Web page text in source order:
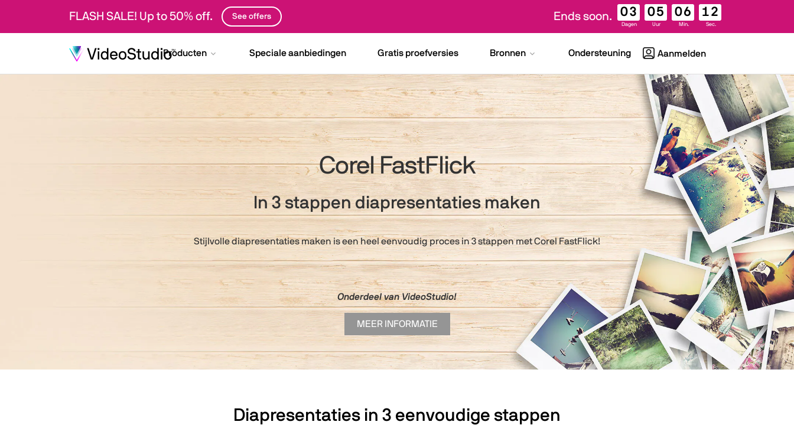
FLASH SALE! Up to 50% off. See offers Ends soon. 03
Dagen
05
Uur
06
Min.
10
Sec.
Producten Speciale aanbiedingen Gratis proefversies Bronnen Ondersteuning Aanmelden
Corel FastFlick
In 3 stappen diapresentaties maken
Stijlvolle diapresentaties maken is een heel eenvoudig proces in 3 stappen met Corel FastFlick!
Onderdeel van VideoStudio!
MEER INFORMATIE
Diapresentaties in 3 eenvoudige stappen